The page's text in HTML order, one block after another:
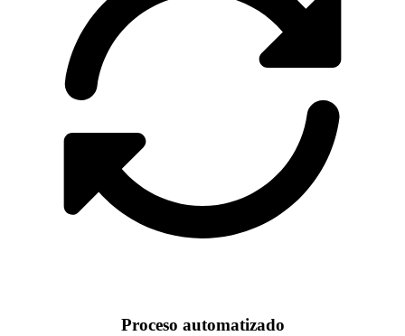
Proceso automatizado